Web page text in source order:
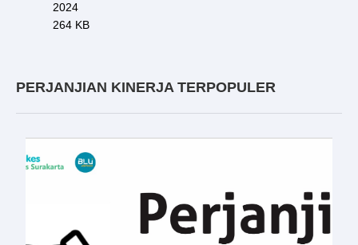
2024
264 KB
PERJANJIAN KINERJA TERPOPULER